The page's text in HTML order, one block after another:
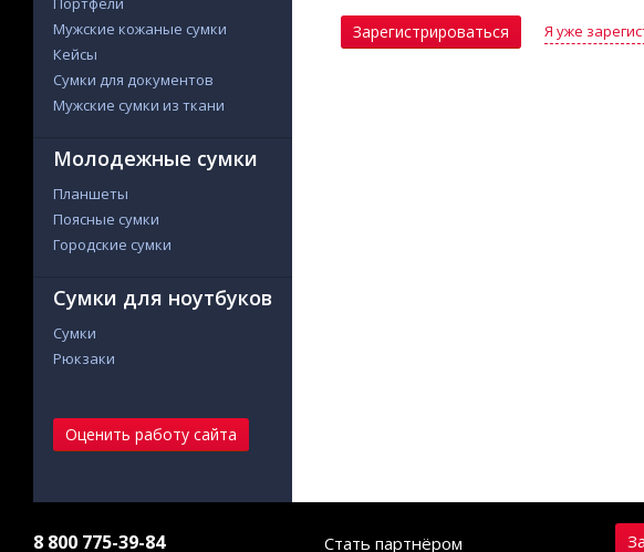
Мужские кожаные сумки
Кейсы
Сумки для документов
Мужские сумки из ткани
Молодежные сумки
Планшеты
Поясные сумки
Городские сумки
Сумки для ноутбуков
Сумки
Рюкзаки
Оценить работу сайта
Зарегистрироваться Я уже
8 800 775-39-84 Стать партнёром